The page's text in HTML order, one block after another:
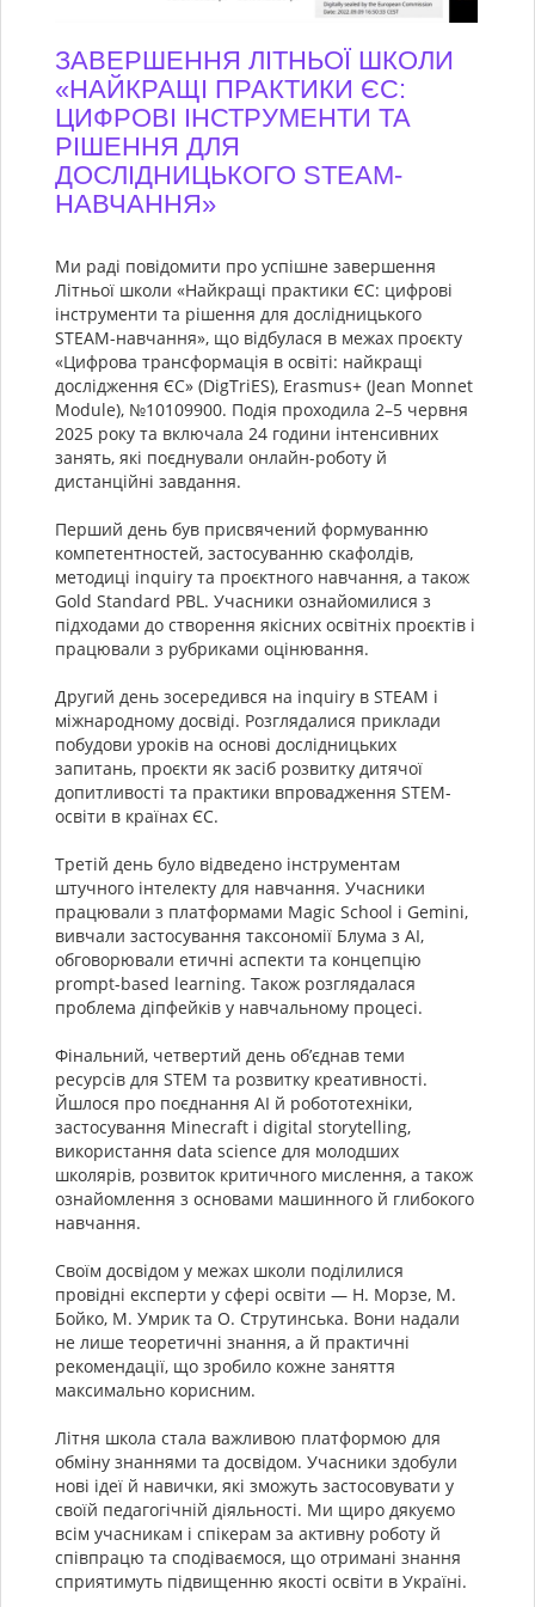
ЗАВЕРШЕННЯ ЛІТНЬОЇ ШКОЛИ
«НАЙКРАЩІ ПРАКТИКИ ЄС:
ЦИФРОВІ ІНСТРУМЕНТИ ТА
РІШЕННЯ ДЛЯ
ДОСЛІДНИЦЬКОГО STEAM-
НАВЧАННЯ»
Ми раді повідомити про успішне завершення
Літньої школи «Найкращі практики ЄС: цифрові
інструменти та рішення для дослідницького
STEAM-навчання», що відбулася в межах проєкту
«Цифрова трансформація в освіті: найкращі
дослідження ЄС» (DigTriES), Erasmus+ (Jean Monnet
Module), №10109900. Подія проходила 2–5 червня
2025 року та включала 24 години інтенсивних
занять, які поєднували онлайн-роботу й
дистанційні завдання.
Перший день був присвячений формуванню
компетентностей, застосуванню скафолдів,
методиці inquiry та проєктного навчання, а також
Gold Standard PBL. Учасники ознайомилися з
підходами до створення якісних освітніх проєктів і
працювали з рубриками оцінювання.
Другий день зосередився на inquiry в STEAM і
міжнародному досвіді. Розглядалися приклади
побудови уроків на основі дослідницьких
запитань, проєкти як засіб розвитку дитячої
допитливості та практики впровадження STEM-
освіти в країнах ЄС.
Третій день було відведено інструментам
штучного інтелекту для навчання. Учасники
працювали з платформами Magic School і Gemini,
вивчали застосування таксономії Блума з AI,
обговорювали етичні аспекти та концепцію
prompt-based learning. Також розглядалася
проблема діпфейків у навчальному процесі.
Фінальний, четвертий день об’єднав теми
ресурсів для STEM та розвитку креативності.
Йшлося про поєднання AI й робототехніки,
застосування Minecraft і digital storytelling,
використання data science для молодших
школярів, розвиток критичного мислення, а також
ознайомлення з основами машинного й глибокого
навчання.
Своїм досвідом у межах школи поділилися
провідні експерти у сфері освіти — Н. Морзе, М.
Бойко, М. Умрик та О. Струтинська. Вони надали
не лише теоретичні знання, а й практичні
рекомендації, що зробило кожне заняття
максимально корисним.
Літня школа стала важливою платформою для
обміну знаннями та досвідом. Учасники здобули
нові ідеї й навички, які зможуть застосовувати у
своїй педагогічній діяльності. Ми щиро дякуємо
всім учасникам і спікерам за активну роботу й
співпрацю та сподіваємося, що отримані знання
сприятимуть підвищенню якості освіти в Україні.